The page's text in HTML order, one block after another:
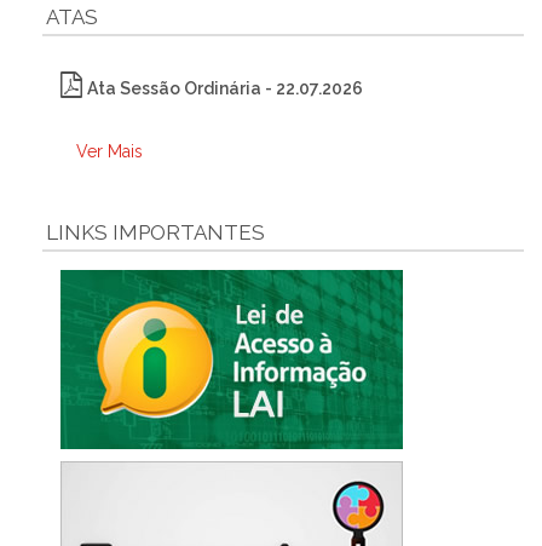
ATAS
Ata Sessão Ordinária - 22.07.2026
Ver Mais
LINKS IMPORTANTES